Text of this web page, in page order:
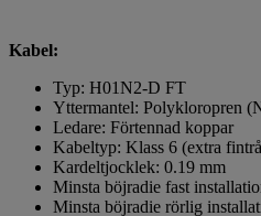
Kabel:
Typ: H01N2-D FT
Yttermantel: Polykloropren (
Ledare: Förtennad koppar
Kabeltyp: Klass 6 (extra
Kardeltjocklek: 0.19 mm
Minsta böjradie fast
Minsta böjradie rörlig